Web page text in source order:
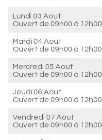
Lundi 03 Aout
Ouvert de 09h00 à 12h00
Mardi 04 Aout
Ouvert de 09h00 à 12h00
Mercredi 05 Aout
Ouvert de 09h00 à 12h00
Jeudi 06 Aout
Ouvert de 09h00 à 12h00
Vendredi 07 Aout
Ouvert de 09h00 à 12h00